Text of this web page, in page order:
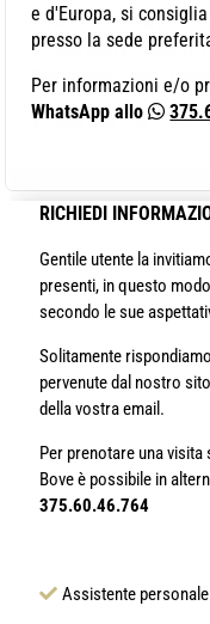
Sono il Dr. Pierfrancesco
abilitato alla professione
Studi di Napoli con il
RICHIEDI
Gentile utente la
presenti, in questo
secondo le sue
Solitamente
pervenute dal nostro
della vostra email.
Per prenotare una
Bove è possibile in
375.60.46.764
Assistente
e d'Europa, si
presso la sede
Per informazioni e/o
WhatsApp allo